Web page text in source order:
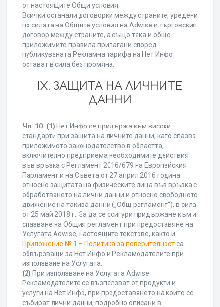
от настоящите Общи условия.
Всички останали договорки между страните, уредени
по силата на Общите условия на Adwise и търговския
договор между страните, а също така и общо
приложимите правила прилагани според
публикуваната Рекламна тарифа на Нет Инфо
остават в сила без промяна.
IХ. ЗАЩИТА НА ЛИЧНИТЕ
ДАННИ
Чл. 10. (1) Нет Инфо се придържа към високи
стандарти при защита на личните данни, като спазва
приложимото законодателство в областта,
включително предприема необходимите действия
във връзка с Регламент 2016/679 на Европейския
Парламент и на Съвета от 27 април 2016 година
относно защитата на физическите лица във връзка с
обработването на лични данни и относно свободното
движение на такива данни („Общ регламент“), в сила
от 25 май 2018 г.. За да се осигури придържане към и
спазване на Общия регламент при предоставяне на
Услугата Adwise, настоящите текстове, както и
Приложение № 1 – Политика за поверителностса
обвързващи за Нет Инфо и Рекламодателите при
използване на Услугата.
(2) При използване на Услугата Adwise
Рекламодателите се възползват от продукти и
услуги на Нет Инфо, при предоставянето на които се
събират лични данни, подробно описани в